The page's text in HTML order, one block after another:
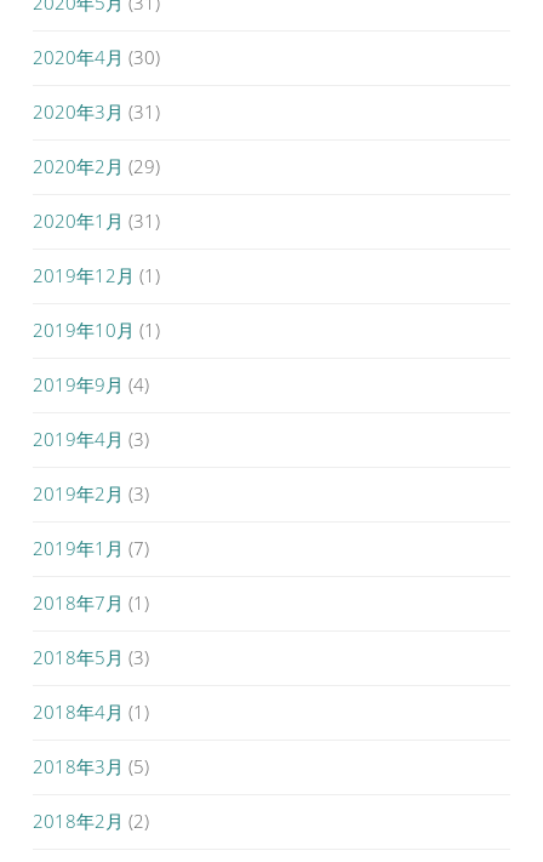
2020年4月 (30)
2020年3月 (31)
2020年2月 (29)
2020年1月 (31)
2019年12月 (1)
2019年10月 (1)
2019年9月 (4)
2019年4月 (3)
2019年2月 (3)
2019年1月 (7)
2018年7月 (1)
2018年5月 (3)
2018年4月 (1)
2018年3月 (5)
2018年2月 (2)